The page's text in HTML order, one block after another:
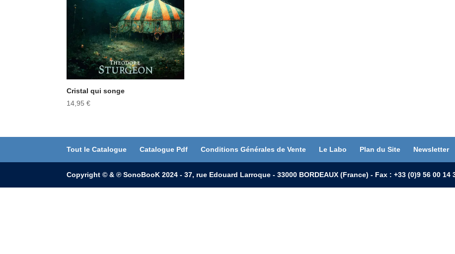
Cristal qui songe
14,95€
Tout le Catalogue Catalogue Pdf Conditions Générales de Vente Le Labo Plan du Site Newsletter
Copyright © & ℗ SonoBooK 2024 - 37, rue Edouard Larroque - 33000 BORDEAUX (France) - Fax : +33 (0)9 56 00